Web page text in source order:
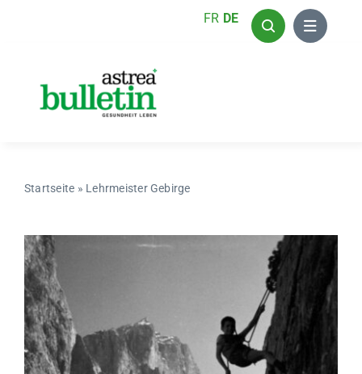
FR DE
Startseite » Lehrmeister Gebirge